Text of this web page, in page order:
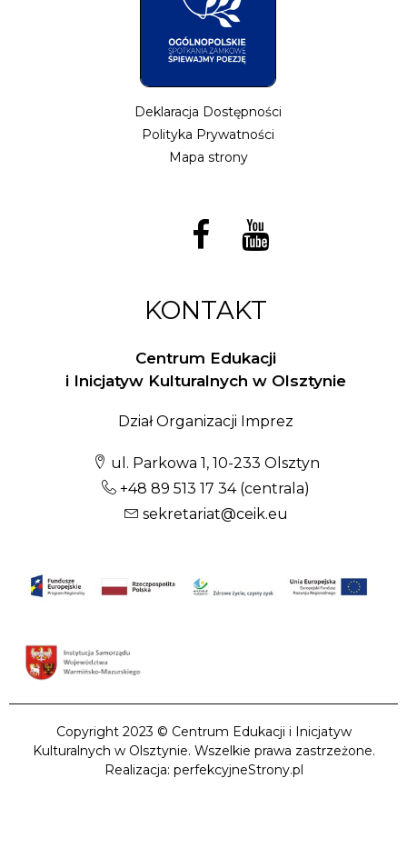
Deklaracja Dostępności
Polityka Prywatności
Mapa strony
KONTAKT
Centrum Edukacji
i Inicjatyw Kulturalnych w Olsztynie
Dział Organizacji Imprez
ul. Parkowa 1, 10-233 Olsztyn
+48 89 513 17 34(centrala)
sekretariat@ceik.eu
Copyright 2023 © Centrum Edukacji i Inicjatyw
Kulturalnych w Olsztynie. Wszelkie prawa zastrzeżone.
Realizacja: perfekcyjneStrony.pl